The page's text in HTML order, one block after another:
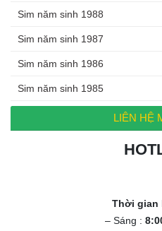
Sim năm sinh 1988
Sim năm sinh 1987
Sim năm sinh 1986
Sim năm sinh 1985
LIÊN HỆ
Thời gian
– Sáng :